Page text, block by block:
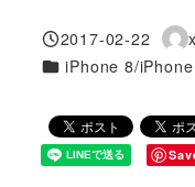
投稿日
2017-02-22
著
者
カテゴリー
iPhone 8/